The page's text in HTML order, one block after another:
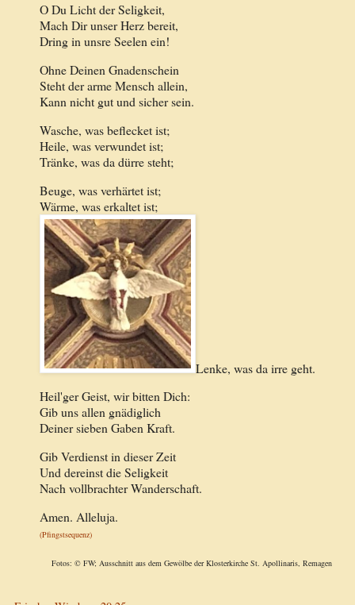
O Du Licht der Seligkeit,
Mach Dir unser Herz bereit,
Dring in unsre Seelen ein!
Ohne Deinen Gnadenschein
Steht der arme Mensch allein,
Kann nicht gut und sicher sein.
Wasche, was beflecket ist;
Heile, was verwundet ist;
Tränke, was da dürre steht;
Beuge, was verhärtet ist;
Wärme, was erkaltet ist;
Lenke, was da irre geht.
Heil'ger Geist, wir bitten Dich:
Gib uns allen gnädiglich
Deiner sieben Gaben Kraft.
Gib Verdienst in dieser Zeit
Und dereinst die Seligkeit
Nach vollbrachter Wanderschaft.
Amen. Alleluja.
(Pfingstsequenz)
Fotos: © FW; Ausschnitt aus dem Gewölbe der Klosterkirche St. Apollinaris, Remagen